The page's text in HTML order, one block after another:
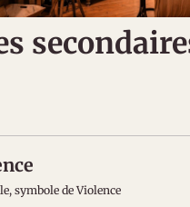
symbole de Violence